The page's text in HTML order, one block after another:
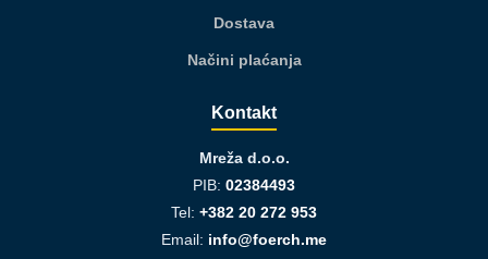
Dostava
Načini plaćanja
Kontakt
Mreža d.o.o.
PIB: 02384493
Tel: +382 20 272 953
Email: info@foerch.me